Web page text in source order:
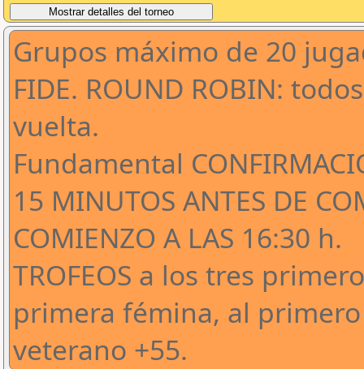
Grupos máximo de 20
FIDE. ROUND ROBIN:
vuelta.
Fundamental
15 MINUTOS ANTES DE
COMIENZO A LAS 16:30 h.
TROFEOS a los tres
primera fémina, al
veterano +55.